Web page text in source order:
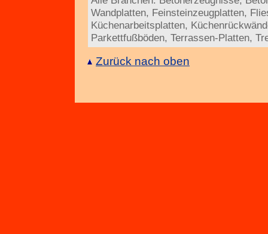
Wandplatten, Feinsteinzeugplatten,
Küchenarbeitsplatten,
Parkettfußböden, Terrassen-Platten,
Zurück nach oben